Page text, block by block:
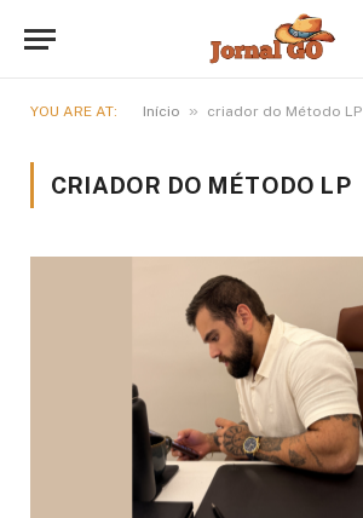
YOU ARE AT: Início » criador do Método LP
CRIADOR DO MÉTODO LP